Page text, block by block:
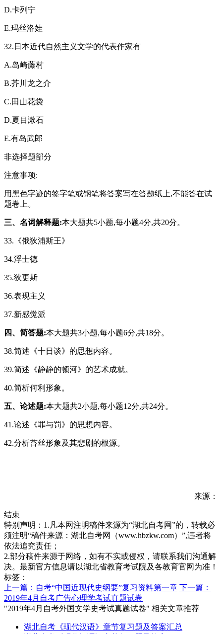
D.卡列宁
E.玛丝洛娃
32.日本近代自然主义文学的代表作家有
A.岛崎藤村
B.芥川龙之介
C.田山花袋
D.夏目漱石
E.有岛武郎
非选择题部分
注意事项:
用黑色字迹的签字笔或钢笔将答案写在答题纸上,不能答在试
题卷上。
三、名词解释题:本大题共5小题,每小题4分,共20分。
33.《俄狄浦斯王》
34.浮士德
35.狄更斯
36.表现主义
37.新感觉派
四、简答题:本大题共3小题,每小题6分,共18分。
38.简述《十日谈》的思想内容。
39.简述《静静的顿河》的艺术成就。
40.简析何利形象。
五、论述题:本大题共2小题,每小题12分,共24分。
41.论述《罪与罚》的思想内容。
42.分析苔丝形象及其悲剧的根源。
来源：
结束
特别声明：1.凡本网注明稿件来源为“湖北自考网”的，转载必
须注明“稿件来源：湖北自考网（www.hbzkw.com）”,违者将
依法追究责任；
2.部分稿件来源于网络，如有不实或侵权，请联系我们沟通解
决。最新官方信息请以湖北省教育考试院及各教育官网为准！
标签：
上一篇：自考“中国近现代史纲要”复习资料第一章 下一篇：
2019年4月自考广告心理学考试真题试卷
"2019年4月自考外国文学史考试真题试卷" 相关文章推荐
湖北自考《现代汉语》章节复习题及答案汇总